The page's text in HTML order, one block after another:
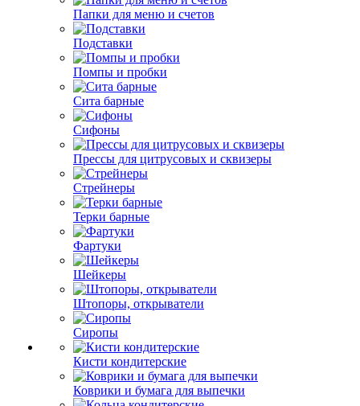
Папки для меню и счетов
Подставки
Помпы и пробки
Сита барные
Сифоны
Прессы для цитрусовых и сквизеры
Стрейнеры
Терки барные
Фартуки
Шейкеры
Штопоры, открыватели
Сиропы
Кисти кондитерские
Коврики и бумага для выпечки